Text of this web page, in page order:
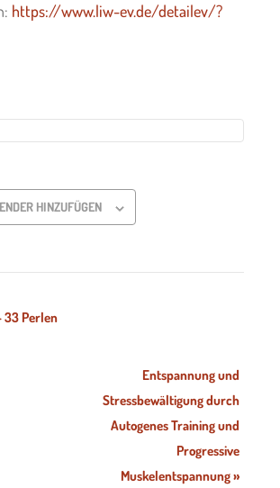
https://www.liw-ev.de/detailev/?
HINZUFÜGEN
33 Perlen
Entspannung und
Stressbewältigung durch
Autogenes Training und
Progressive
Muskelentspannung»